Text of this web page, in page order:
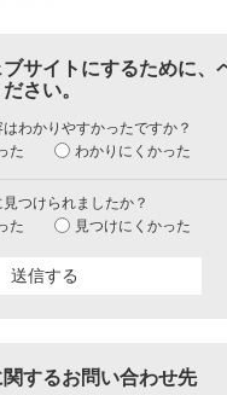
サイトにするために、
さい。
わかりやすかったですか？
た
わかりにくかった
つけられましたか？
た
見つけにくかった
するお問い合わせ先